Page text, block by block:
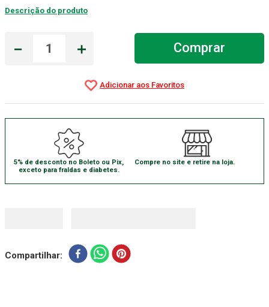
Descrição do produto
＋
－ Comprar
5% de desconto no Boleto ou Pix,
exceto para fraldas e diabetes.
Compre no site e retire na loja.
Compartilhar
6º Aparelho Pressão
Gaze Esteril
Cadeira Banho